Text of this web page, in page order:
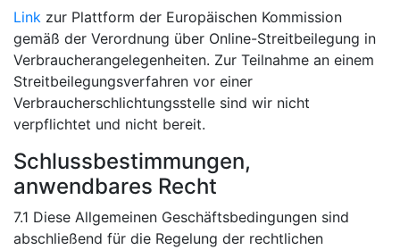
Link zur Plattform der Europäischen Kommission
gemäß der Verordnung über Online-Streitbeilegung in
Verbraucherangelegenheiten. Zur Teilnahme an einem
Streitbeilegungsverfahren vor einer
Verbraucherschlichtungsstelle sind wir nicht
verpflichtet und nicht bereit.
Schlussbestimmungen,
anwendbares Recht
7.1 Diese Allgemeinen Geschäftsbedingungen sind
abschließend für die Regelung der rechtlichen